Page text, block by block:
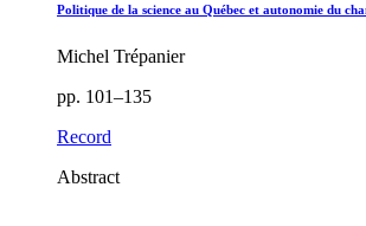
Politique de la science au Québec et autonomie du
Michel Trépanier
pp. 101–135
Record
Abstract